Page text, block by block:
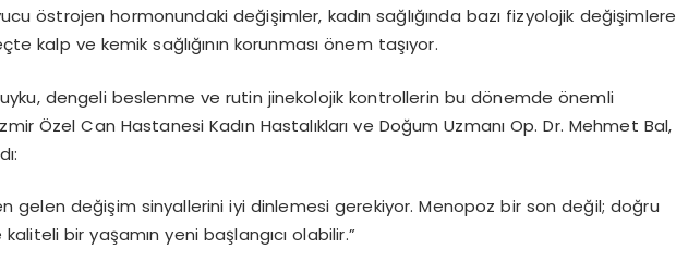
östrojen hormonundaki değişimler, kadın sağlığında bazı fizyolojik değişimlere
kalp ve kemik sağlığının korunması önem taşıyor.
dengeli beslenme ve rutin jinekolojik kontrollerin bu dönemde önemli
Özel Can Hastanesi Kadın Hastalıkları ve Doğum Uzmanı Op. Dr. Mehmet Bal,
gelen değişim sinyallerini iyi dinlemesi gerekiyor. Menopoz bir son değil; doğru
bir yaşamın yeni başlangıcı olabilir.”